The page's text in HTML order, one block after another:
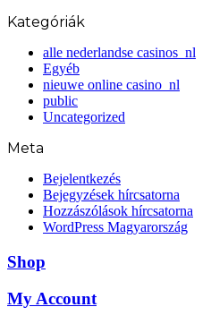
Kategóriák
alle nederlandse casinos_nl
Egyéb
nieuwe online casino_nl
public
Uncategorized
Meta
Bejelentkezés
Bejegyzések hírcsatorna
Hozzászólások hírcsatorna
WordPress Magyarország
Shop
My Account